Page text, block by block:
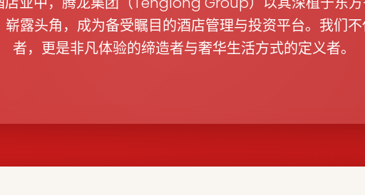
露头角，成为备受瞩目的酒店管理与投资平台。我们
者，更是非凡体验的缔造者与奢华生活方式的定义者。